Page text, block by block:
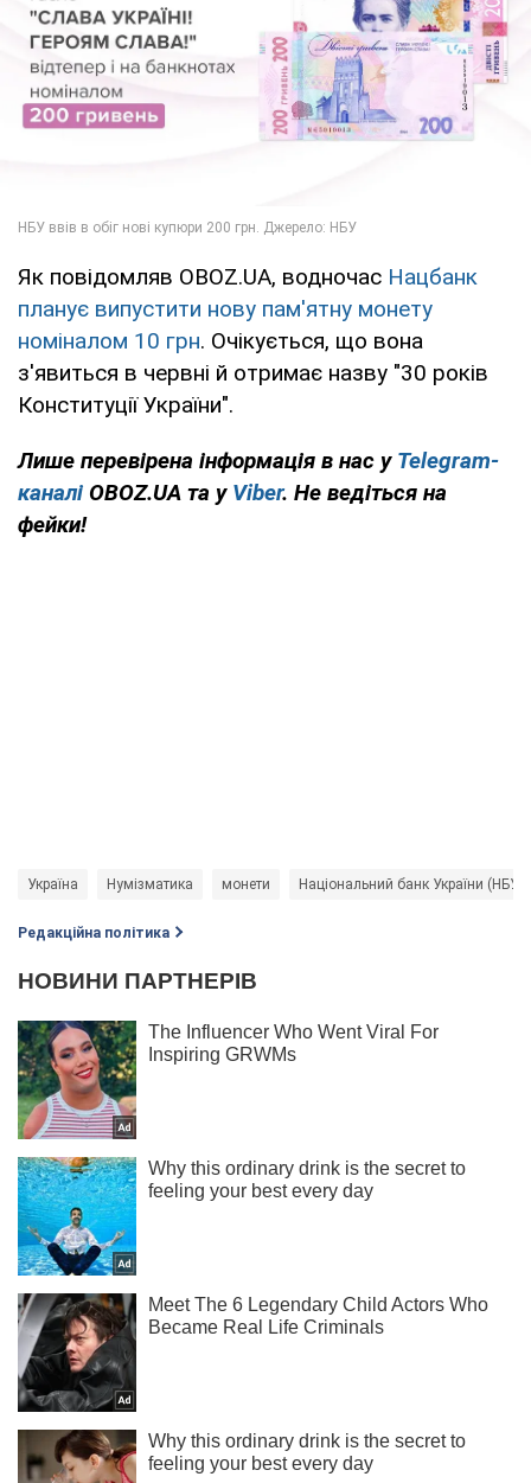
Як повідомляв OBOZ.UA, водночас Нацбанк
планує випустити нову пам'ятну монету
номіналом 10 грн. Очікується, що вона
з'явиться в червні й отримає назву "30 років
Конституції України".
Лише перевірена інформація в нас у Telegram-
каналі OBOZ.UA та у Viber. Не ведіться на
фейки!
Україна Нумізматика монети Національний банк України (НБУ)
Редакційна політика